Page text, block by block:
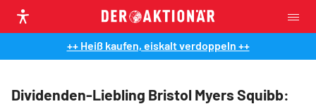
++ Heiß kaufen, eiskalt verdoppeln ++
Dividenden-Liebling Bristol Myers Squibb: